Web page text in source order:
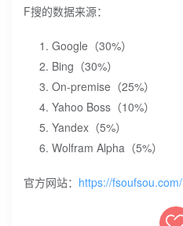
F搜的数据来源：
Google（30%）
Bing（30%）
On-premise（25%）
Yahoo Boss（10%）
Yandex（5%）
Wolfram Alpha（5%）
官方网站： https://fsoufsou.com/